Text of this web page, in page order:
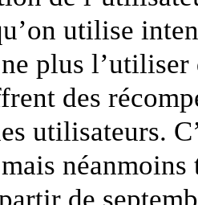
utilise
plus
des
utilisateurs.
néanmoins